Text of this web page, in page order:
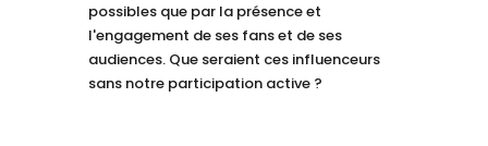
possibles que par la présence et
l'engagement de ses fans et de ses
audiences. Que seraient ces influenceurs
sans notre participation active ?